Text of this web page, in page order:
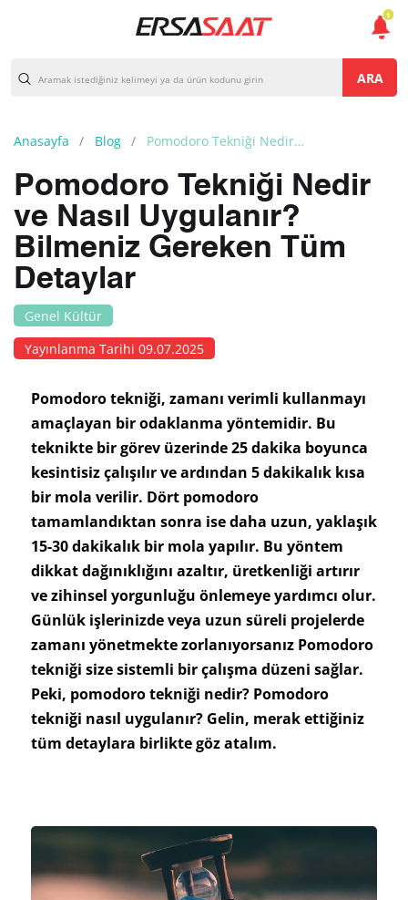
ARA
Anasayfa Blog Pomodoro Tekniği Nedir ve Nasıl Uygulanır? Bilmeniz Gereken Tüm Detaylar
Yayınlanma Tarihi 09.07.2025
Genel Kültür
Pomodoro Tekniği Nedir
ve Nasıl Uygulanır?
Bilmeniz Gereken Tüm
Detaylar
Pomodoro tekniği, zamanı verimli kullanmayı
amaçlayan bir odaklanma yöntemidir. Bu
teknikte bir görev üzerinde 25 dakika boyunca
kesintisiz çalışılır ve ardından 5 dakikalık kısa
bir mola verilir. Dört pomodoro
tamamlandıktan sonra ise daha uzun, yaklaşık
15-30 dakikalık bir mola yapılır. Bu yöntem
dikkat dağınıklığını azaltır, üretkenliği artırır
ve zihinsel yorgunluğu önlemeye yardımcı olur.
Günlük işlerinizde veya uzun süreli projelerde
zamanı yönetmekte zorlanıyorsanız Pomodoro
tekniği size sistemli bir çalışma düzeni sağlar.
Peki, pomodoro tekniği nedir? Pomodoro
tekniği nasıl uygulanır? Gelin, merak ettiğiniz
tüm detaylara birlikte göz atalım.
1